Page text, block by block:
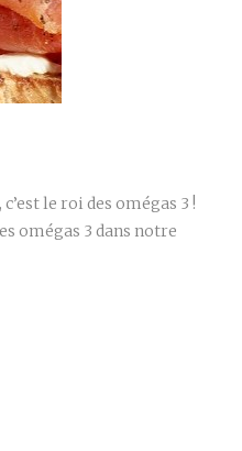
le roi des omégas 3 !
omégas 3 dans notre